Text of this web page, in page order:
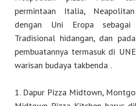
permintaan Italia,
dengan Uni Eropa sebagai
Tradisional hidangan, dan
pembuatannya termasuk di
warisan budaya takbenda .
1. Dapur Pizza Midtown,